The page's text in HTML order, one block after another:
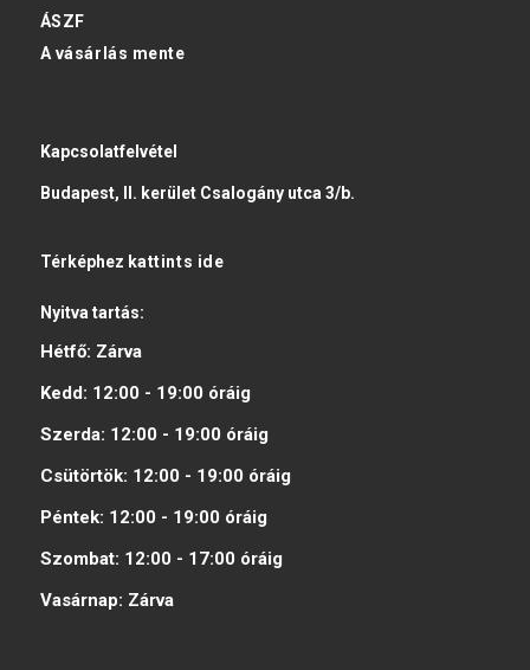
ÁSZF
A vásárlás mente
Kapcsolatfelvétel
Budapest, II. kerület Csalogány utca 3/b.
Térképhez kattints ide
Nyitva tartás:
Hétfő: Zárva
Kedd: 12:00 - 19:00 óráig
Szerda: 12:00 - 19:00 óráig
Csütörtök: 12:00 - 19:00 óráig
Péntek: 12:00 - 19:00 óráig
Szombat: 12:00 - 17:00 óráig
Vasárnap: Zárva